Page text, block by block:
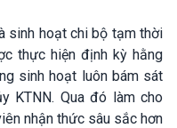
sinh hoạt chi bộ tạm thời
thực hiện định kỳ hằng
sinh hoạt luôn bám sát
KTNN. Qua đó làm cho
nhận thức sâu sắc hơn